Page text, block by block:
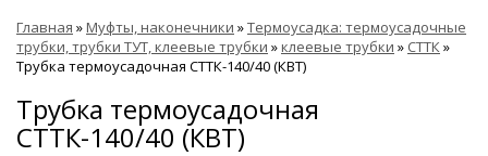
Главная »Муфты, наконечники »Термоусадка: термоусадочные
трубки, трубки ТУТ, клеевые трубки »клеевые трубки » СТТК »
Трубка термоусадочная СТТК-140/40 (КВТ)
Трубка термоусадочная
СТТК-140/40 (КВТ)